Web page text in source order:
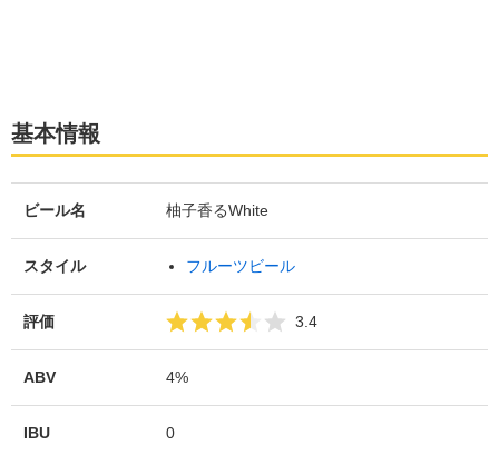
基本情報
ビール名 柚子香るWhite
スタイル フルーツビール
評価 3.4
ABV 4%
IBU 0